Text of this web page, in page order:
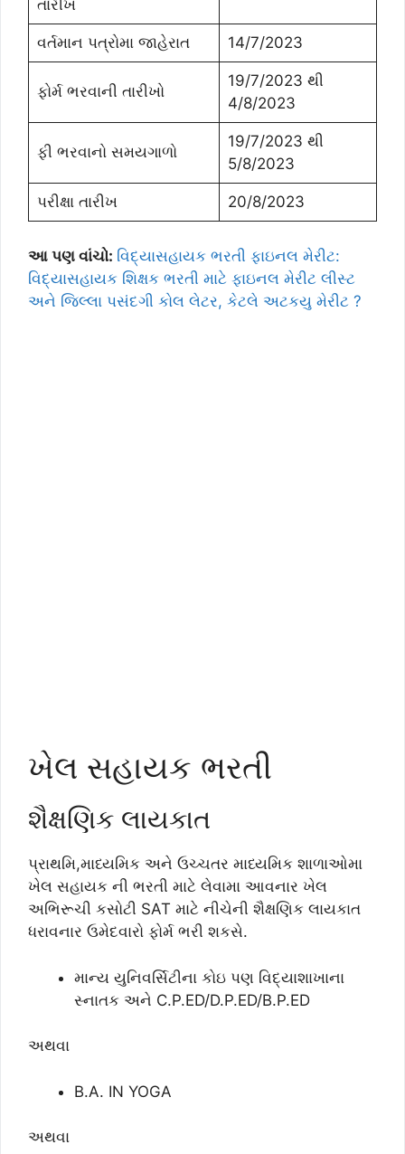
તારીખ
વર્તમાન પત્રોમા જાહેરાત 14/7/2023
ફોર્મ ભરવાની તારીખો
19/7/2023 થી
4/8/2023
ફી ભરવાનો સમયગાળો
19/7/2023 થી
5/8/2023
પરીક્ષા તારીખ 20/8/2023
આ પણ વાંચો: વિદ્યાસહાયક ભરતી ફાઇનલ મેરીટ:
વિદ્યાસહાયક શિક્ષક ભરતી માટે ફાઇનલ મેરીટ લીસ્ટ
અને જિલ્લા પસંદગી કોલ લેટર, કેટલે અટકયુ મેરીટ ?
ખેલ સહાયક ભરતી
શૈક્ષણિક લાયકાત
પ્રાથમિ,માધ્યમિક અને ઉચ્ચતર માધ્યમિક શાળાઓમા
ખેલ સહાયક ની ભરતી માટે લેવામા આવનાર ખેલ
અભિરૂચી કસોટી SAT માટે નીચેની શૈક્ષણિક લાયકાત
ધરાવનાર ઉમેદવારો ફોર્મ ભરી શકસે.
માન્ય યુનિવર્સિટીના કોઇ પણ વિદ્યાશાખાના
સ્નાતક અને C.P.ED/D.P.ED/B.P.ED
અથવા
B.A. IN YOGA
અથવા